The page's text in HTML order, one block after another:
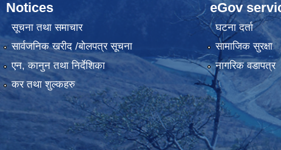
Notices
सूचना तथा समाचार
सार्वजनिक खरीद /बोलपत्र सूचना
एन, कानुन तथा निर्देशिका
कर तथा शुल्कहरु
eGov
घटना दर्ता
सामाजिक सुरक्षा
नागरिक वडापत्र